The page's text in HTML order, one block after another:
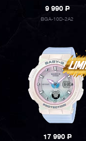
9 990P
BGA-10D-2A2
17 990P